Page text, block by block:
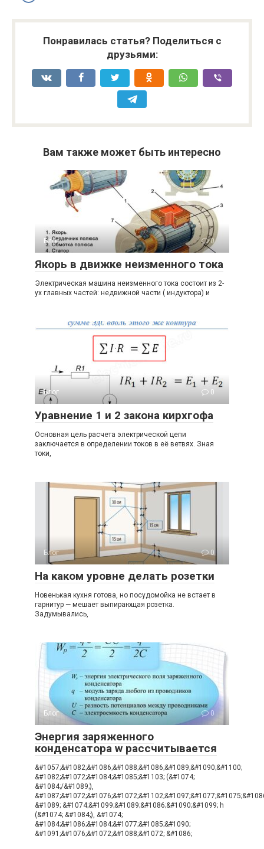
Понравилась статья? Поделиться с
друзьями:
Вам также может быть интересно
Блог 0
Якорь в движке неизменного тока
Электрическая машина неизменного тока состоит из 2-
ух главных частей: недвижной части ( индуктора) и
Блог 0
Уравнение 1 и 2 закона кирхгофа
Основная цель расчета электрической цепи
заключается в определении токов в её ветвях. Зная
токи,
Блог 0
На каком уровне делать розетки
Новенькая кухня готова, но посудомойка не встает в
гарнитур — мешает выпирающая розетка.
Задумывались,
Блог 0
Энергия заряженного
конденсатора w рассчитывается
&#1057;&#1082;&#1086;&#1088;&#1086;&#1089;&#1090;&#1100;
&#1082;&#1072;&#1084;&#1085;&#1103; (&#1074;
&#1084;/&#1089;),
&#1089; &#1074;&#1099;&#1089;&#1086;&#1090;&#1099; h
(&#1074; &#1084;), &#1074;
&#1084;&#1086;&#1084;&#1077;&#1085;&#1090;
&#1091;&#1076;&#1072;&#1088;&#1072; &#1086;